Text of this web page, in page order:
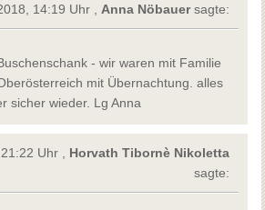
14:19 Uhr , Anna Nöbauersagte:
- wir waren mit Familie
mit Übernachtung. alles
sicher wieder. Lg Anna
Uhr , Horvath Tibornè Nikoletta
sagte: